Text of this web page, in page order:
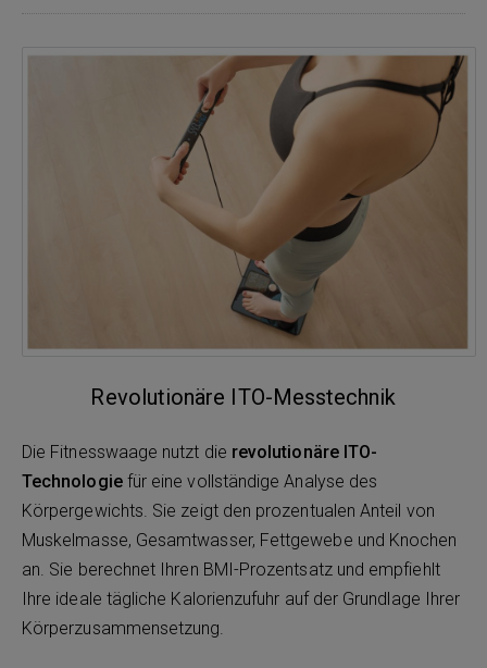
Revolutionäre ITO-Messtechnik
Die Fitnesswaage nutzt die revolutionäre ITO-
Technologiefür eine vollständige Analyse des
Körpergewichts. Sie zeigt den prozentualen Anteil von
Muskelmasse, Gesamtwasser, Fettgewebe und Knochen
an. Sie berechnet Ihren BMI-Prozentsatz und empfiehlt
Ihre ideale tägliche Kalorienzufuhr auf der Grundlage Ihrer
Körperzusammensetzung.